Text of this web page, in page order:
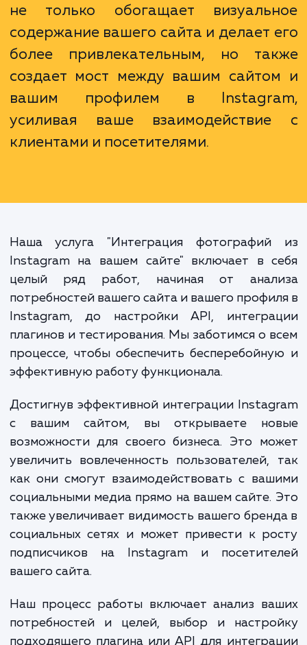
внимания к вашему аккаунту в
увеличить количество подписчиков.
Интеграция Instagram на вашем
не только обогащает
вашим профилем в
усиливая ваше
клиентами и посетителями.
Наша услуга "Интеграция
Instagram на вашем сайте" включает в
целый ряд работ, начиная от
потребностей вашего сайта и вашего
Instagram, до настройки API,
плагинов и тестирования. Мы заботимся о
процессе, чтобы обеспечить
эффективную работу функционала.
с вашим сайтом, вы открываете
возможности для своего бизнеса. Это